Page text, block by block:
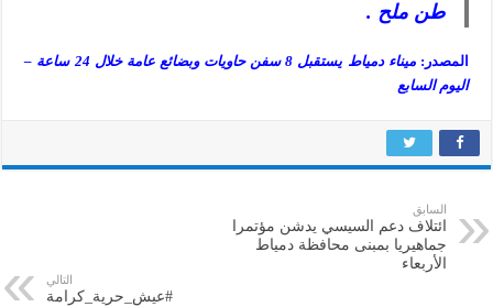
طن ملح .
المصدر:
ميناء دمياط يستقبل 8 سفن حاويات وبضائع عامة خلال 24 ساعة –
اليوم السابع
السابق
ائتلاف دعم السيسي يدشن مؤتمرا
جماهيريا بمبنى محافظة دمياط
الأربعاء
التالي
#عيش_حرية_كرامة